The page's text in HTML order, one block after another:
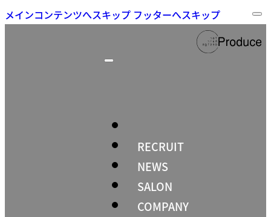
メインコンテンツへスキップ フッターへスキップ
RECRUIT
NEWS
SALON
COMPANY